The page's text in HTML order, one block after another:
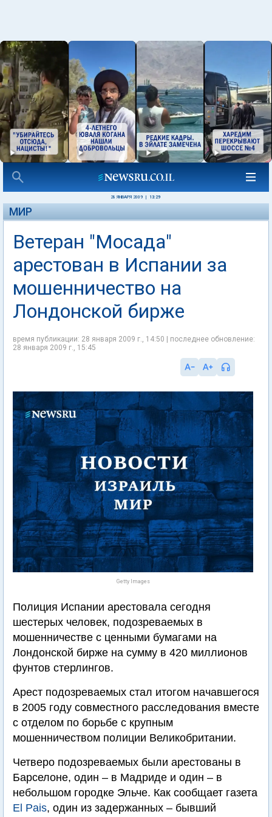
28 ЯНВАРЯ 2009 13:29
МИР
Ветеран "Мосада"
арестован в Испании за
мошенничество на
Лондонской бирже
время публикации: 28 января 2009 г., 14:50 | последнее обновление:
28 января 2009 г., 15:45
Getty Images
Полиция Испании арестовала сегодня
шестерых человек, подозреваемых в
мошенничестве с ценными бумагами на
Лондонской бирже на сумму в 420 миллионов
фунтов стерлингов.
Арест подозреваемых стал итогом начавшегося
в 2005 году совместного расследования вместе
с отделом по борьбе с крупным
мошенничеством полиции Великобритании.
Четверо подозреваемых были арестованы в
Барселоне, один – в Мадриде и один – в
небольшом городке Эльче. Как сообщает газета
El Pais, один из задержанных – бывший